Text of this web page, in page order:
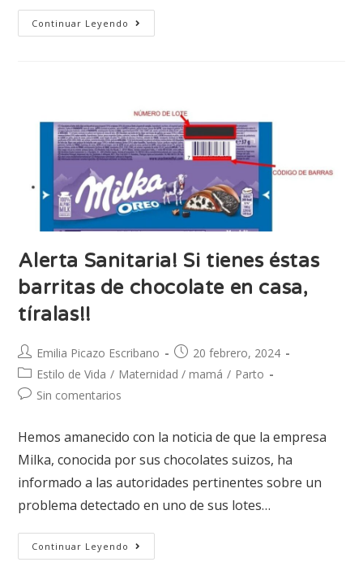
Continuar Leyendo
Alerta Sanitaria! Si tienes éstas
barritas de chocolate en casa,
tíralas!!
Emilia Picazo Escribano
20 febrero, 2024
Estilo de Vida / Maternidad / mamá / Parto
Sin comentarios
Hemos amanecido con la noticia de que la empresa
Milka, conocida por sus chocolates suizos, ha
informado a las autoridades pertinentes sobre un
problema detectado en uno de sus lotes…
Continuar Leyendo